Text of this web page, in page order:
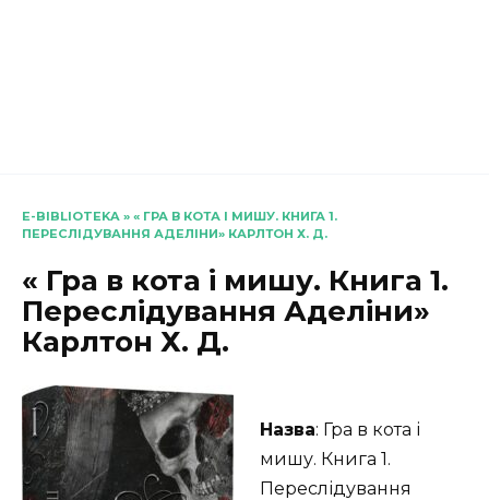
E-BIBLIOTEKA » « ГРА В КОТА І МИШУ. КНИГА 1.
ПЕРЕСЛІДУВАННЯ АДЕЛІНИ» КАРЛТОН Х. Д.
« Гра в кота і мишу. Книга 1.
Переслідування Аделіни»
Карлтон Х. Д.
Назва: Гра в кота і
мишу. Книга 1.
Переслідування